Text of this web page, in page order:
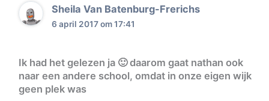
Sheila Van Batenburg-Frerichs
6 april 2017 om 17:41
Ik had het gelezen ja 🙂 daarom gaat nathan ook
naar een andere school, omdat in onze eigen wijk
geen plek was